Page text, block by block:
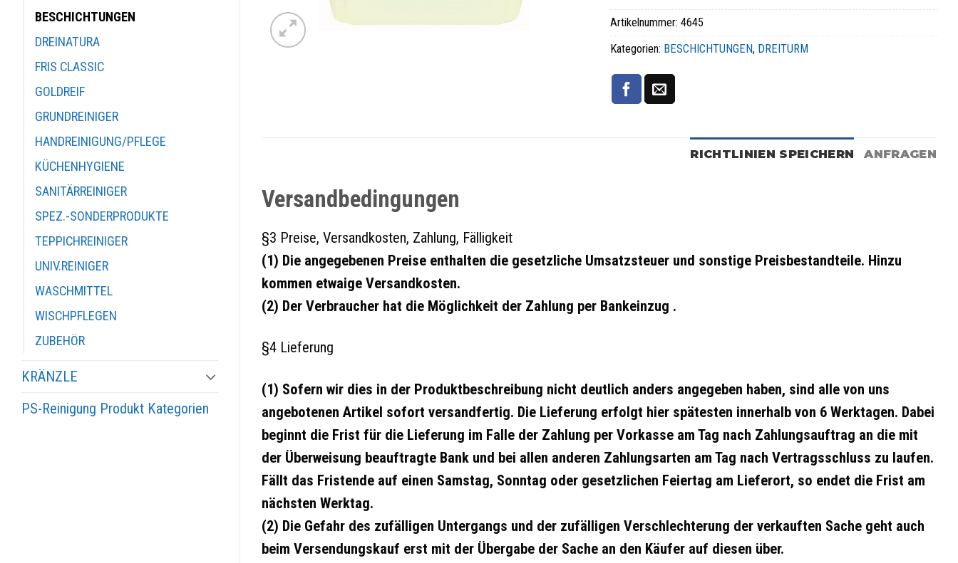
BESCHICHTUNGEN
DREINATURA
FRIS CLASSIC
GOLDREIF
GRUNDREINIGER
HANDREINIGUNG/PFLEGE
KÜCHENHYGIENE
SANITÄRREINIGER
SPEZ.-SONDERPRODUKTE
TEPPICHREINIGER
UNIV.REINIGER
WASCHMITTEL
WISCHPFLEGEN
ZUBEHÖR
KRÄNZLE
PS-Reinigung Produkt Kategorien
Artikelnummer: 4645
Kategorien: BESCHICHTUNGEN, DREITURM
RICHTLINIEN SPEICHERN ANFRAGEN
Versandbedingungen
§3 Preise, Versandkosten, Zahlung, Fälligkeit
(1) Die angegebenen Preise enthalten die gesetzliche Umsatzsteuer und sonstige Preisbestandteile. Hinzu
kommen etwaige Versandkosten.
(2) Der Verbraucher hat die Möglichkeit der Zahlung per Bankeinzug .
§4 Lieferung
(1) Sofern wir dies in der Produktbeschreibung nicht deutlich anders angegeben haben, sind alle von uns
angebotenen Artikel sofort versandfertig. Die Lieferung erfolgt hier spätesten innerhalb von 6 Werktagen. Dabei
beginnt die Frist für die Lieferung im Falle der Zahlung per Vorkasse am Tag nach Zahlungsauftrag an die mit
der Überweisung beauftragte Bank und bei allen anderen Zahlungsarten am Tag nach Vertragsschluss zu laufen.
Fällt das Fristende auf einen Samstag, Sonntag oder gesetzlichen Feiertag am Lieferort, so endet die Frist am
nächsten Werktag.
(2) Die Gefahr des zufälligen Untergangs und der zufälligen Verschlechterung der verkauften Sache geht auch
beim Versendungskauf erst mit der Übergabe der Sache an den Käufer auf diesen über.